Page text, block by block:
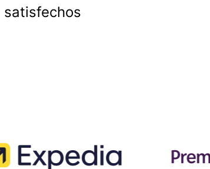
satisfechos